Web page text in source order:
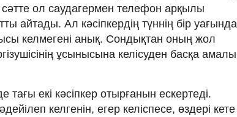
ол саудагермен телефон арқылы
айтады. Ал кәсіпкердің түннің бір уағында
келмегені анық. Сондықтан оның жол
ұсынысына келісуден басқа амалы
тағы екі кәсіпкер отырғанын ескертеді.
келгенін, егер келіспесе, өздері кете